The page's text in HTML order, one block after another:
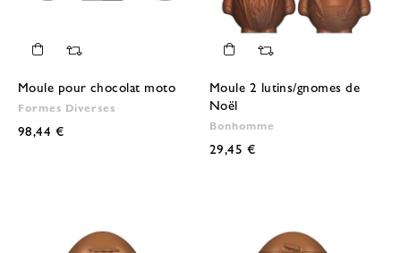
Moule pour chocolat moto
Formes Diverses
98,44 €
Moule 2 lutins/gnomes de
Noël
Bonhomme
29,45 €